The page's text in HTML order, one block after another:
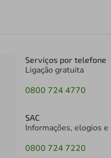
Serviços por telefone
Ligação gratuita
0800 724 4770
SAC
Informações, elogios e
0800 724 7220